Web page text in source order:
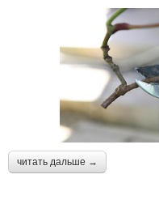
читать дальше →